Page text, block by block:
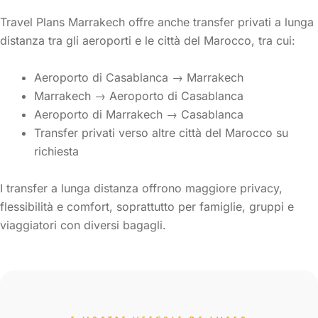
Travel Plans Marrakech offre anche transfer privati a lunga
distanza tra gli aeroporti e le città del Marocco, tra cui:
Aeroporto di Casablanca → Marrakech
Marrakech → Aeroporto di Casablanca
Aeroporto di Marrakech → Casablanca
Transfer privati verso altre città del Marocco su
richiesta
I transfer a lunga distanza offrono maggiore privacy,
flessibilità e comfort, soprattutto per famiglie, gruppi e
viaggiatori con diversi bagagli.